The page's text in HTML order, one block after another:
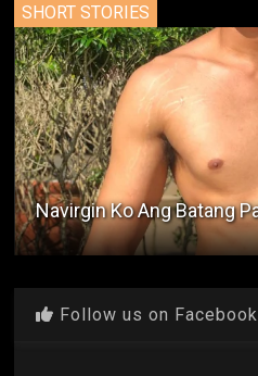
SHORT STORIES
Mall CR Happening
Follow us on Facebook